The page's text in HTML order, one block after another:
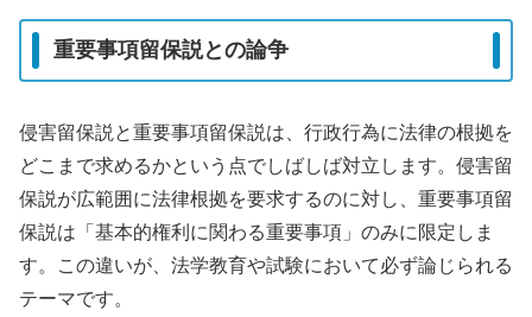
重要事項留保説との論争
侵害留保説と重要事項留保説は、行政行為に法律の根拠を
どこまで求めるかという点でしばしば対立します。侵害留
保説が広範囲に法律根拠を要求するのに対し、重要事項留
保説は「基本的権利に関わる重要事項」のみに限定しま
す。この違いが、法学教育や試験において必ず論じられる
テーマです。